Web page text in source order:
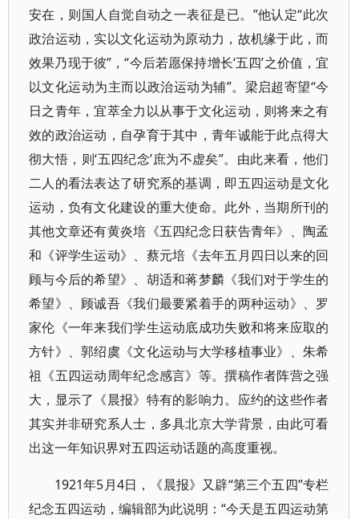
安在，则国人自觉自动之一表征是已。”他认定“此次
政治运动，实以文化运动为原动力，故机缘于此，而
效果乃现于彼”，“今后若愿保持增长‘五四’之价值，宜
以文化运动为主而以政治运动为辅”。梁启超寄望“今
日之青年，宜萃全力以从事于文化运动，则将来之有
效的政治运动，自孕育于其中，青年诚能于此点得大
彻大悟，则‘五四纪念’庶为不虚矣”。由此来看，他们
二人的看法表达了研究系的基调，即五四运动是文化
运动，负有文化建设的重大使命。此外，当期所刊的
其他文章还有黄炎培《五四纪念日获告青年》、陶孟
和《评学生运动》、蔡元培《去年五月四日以来的回
顾与今后的希望》、胡适和蒋梦麟《我们对于学生的
希望》、顾诚吾《我们最要紧着手的两种运动》、罗
家伦《一年来我们学生运动底成功失败和将来应取的
方针》、郭绍虞《文化运动与大学移植事业》、朱希
祖《五四运动周年纪念感言》等。撰稿作者阵营之强
大，显示了《晨报》特有的影响力。应约的这些作者
其实并非研究系人士，多具北京大学背景，由此可看
出这一年知识界对五四运动话题的高度重视。
1921年5月4日，《晨报》又辟“第三个五四”专栏
纪念五四运动，编辑部为此说明：“今天是五四运动第